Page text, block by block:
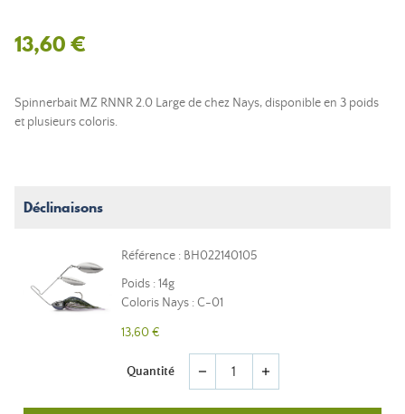
13,60 €
Spinnerbait MZ RNNR 2.0 Large de chez Nays, disponible en 3 poids
et plusieurs coloris.
Déclinaisons
Référence : BH022140105
Poids : 14g
Coloris Nays : C-01
13,60 €
Quantité remove add